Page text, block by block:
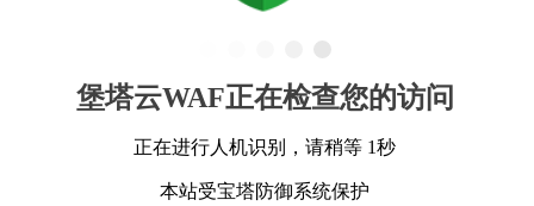
堡塔云WAF正在检查您的访问
正在进行人机识别，请稍等 1秒
本站受宝塔防御系统保护